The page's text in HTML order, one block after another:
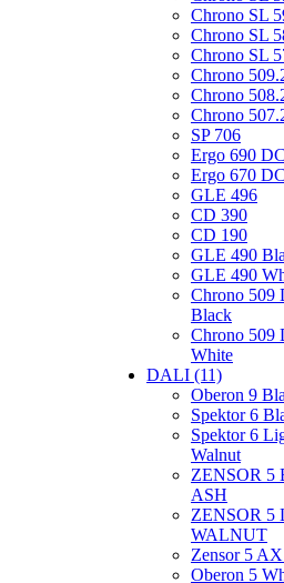
Chrono SL
Chrono SL
Chrono SL
Chrono
Chrono
Chrono
SP 706
Ergo 690 DC
Ergo 670 DC
GLE 496
CD 390
CD 190
GLE 490
GLE 490
Chrono 509
Black
Chrono 509
White
DALI (11)
Oberon 9
Spektor 6
Spektor 6
Walnut
ZENSOR 5
ASH
ZENSOR 5
WALNUT
Zensor 5
Oberon 5